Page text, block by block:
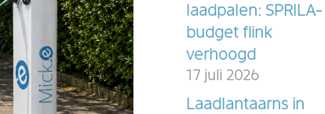
laadpalen: SPRILA-
budget flink
verhoogd
17 juli 2026
Laadlantaarns in